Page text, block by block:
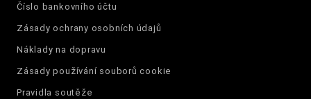
Číslo bankovního účtu
Zásady ochrany osobních údajů
Náklady na dopravu
Zásady používání souborů cookie
Pravidla soutěže